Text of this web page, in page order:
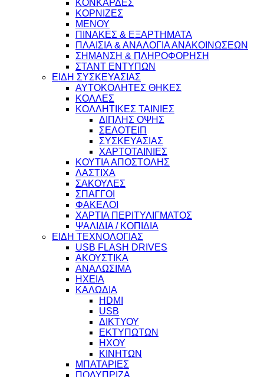
ΚΟΝΚΑΡΔΕΣ
ΚΟΡΝΙΖΕΣ
ΜΕΝΟΥ
ΠΙΝΑΚΕΣ & ΕΞΑΡΤΗΜΑΤΑ
ΠΛΑΙΣΙΑ & ΑΝΑΛΟΓΙΑ ΑΝΑΚΟΙΝΩΣΕΩΝ
ΣΗΜΑΝΣΗ & ΠΛΗΡΟΦΟΡΗΣΗ
ΣΤΑΝΤ ΕΝΤΥΠΩΝ
ΕΙΔΗ ΣΥΣΚΕΥΑΣΙΑΣ
ΑΥΤΟΚΟΛΗΤΕΣ ΘΗΚΕΣ
ΚΟΛΛΕΣ
ΚΟΛΛΗΤΙΚΕΣ ΤΑΙΝΙΕΣ
ΔΙΠΛΗΣ ΟΨΗΣ
ΣΕΛΟΤΕΙΠ
ΣΥΣΚΕΥΑΣΙΑΣ
ΧΑΡΤΟΤΑΙΝΙΕΣ
ΚΟΥΤΙΑ ΑΠΟΣΤΟΛΗΣ
ΛΑΣΤΙΧΑ
ΣΑΚΟΥΛΕΣ
ΣΠΑΓΓΟΙ
ΦΑΚΕΛΟΙ
ΧΑΡΤΙΑ ΠΕΡΙΤΥΛΙΓΜΑΤΟΣ
ΨΑΛΙΔΙΑ / ΚΟΠΙΔΙΑ
ΕΙΔΗ ΤΕΧΝΟΛΟΓΙΑΣ
USB FLASH DRIVES
ΑΚΟΥΣΤΙΚΑ
ΑΝΑΛΩΣΙΜΑ
ΗΧΕΙΑ
ΚΑΛΩΔΙΑ
HDMI
USB
ΔΙΚΤΥΟΥ
ΕΚΤΥΠΩΤΩΝ
ΗΧΟΥ
ΚΙΝΗΤΩΝ
ΜΠΑΤΑΡΙΕΣ
ΠΟΛΥΠΡΙΖΑ